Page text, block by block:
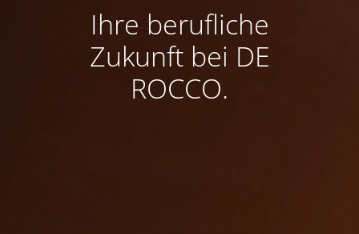
Ihre berufliche
Zukunft bei DE
ROCCO.